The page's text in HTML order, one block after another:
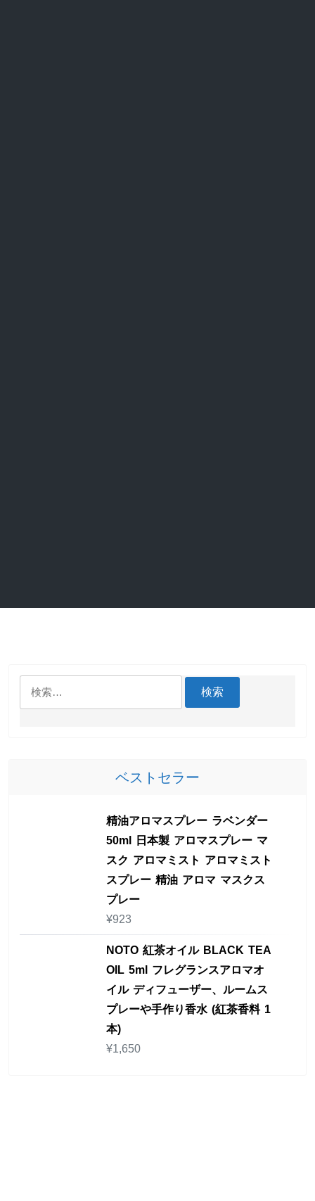
ベストセラー
精油アロマスプレー ラベンダー
50ml 日本製 アロマスプレー マ
スク アロマミスト アロマミスト
スプレー 精油 アロマ マスクス
プレー
¥923
NOTO 紅茶オイル BLACK TEA
OIL 5ml フレグランスアロマオ
イル ディフューザー、ルームス
プレーや手作り香水 (紅茶香料 1
本)
¥1,650